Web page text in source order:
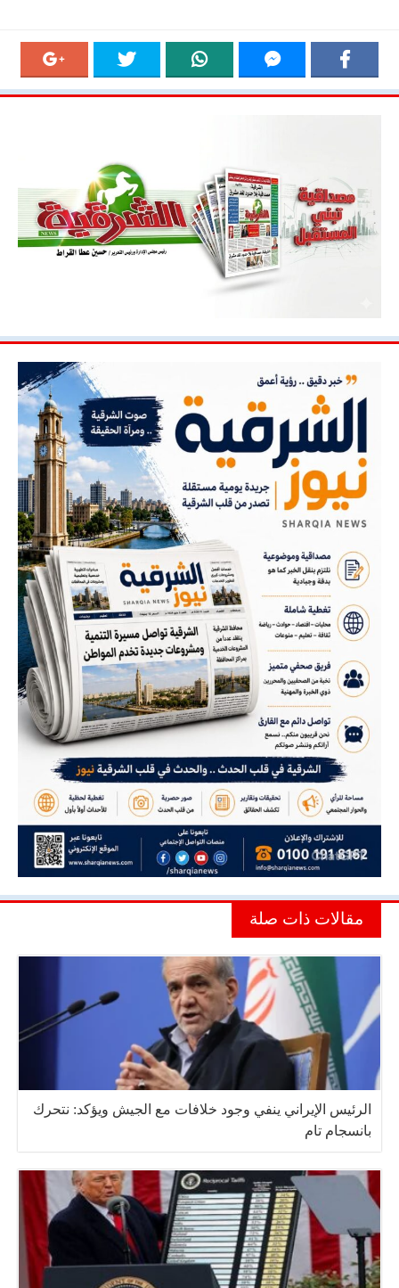
مقالات ذات صلة
الرئيس الإيراني ينفي وجود خلافات مع الجيش ويؤكد: نتحرك
بانسجام تام